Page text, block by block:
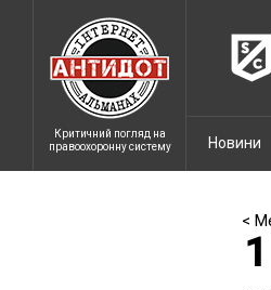
Критичний погляд на
правоохоронну систему
Новини
<
1